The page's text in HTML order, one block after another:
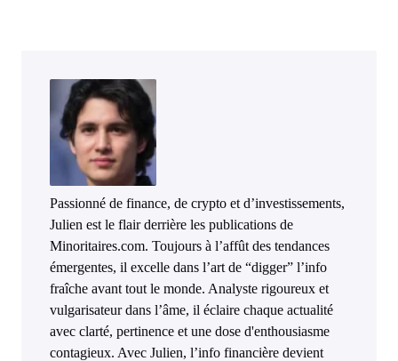
Passionné de finance, de crypto et d’investissements,
Julien est le flair derrière les publications de
Minoritaires.com. Toujours à l’affût des tendances
émergentes, il excelle dans l’art de “digger” l’info
fraîche avant tout le monde. Analyste rigoureux et
vulgarisateur dans l’âme, il éclaire chaque actualité
avec clarté, pertinence et une dose d'enthousiasme
contagieux. Avec Julien, l’info financière devient